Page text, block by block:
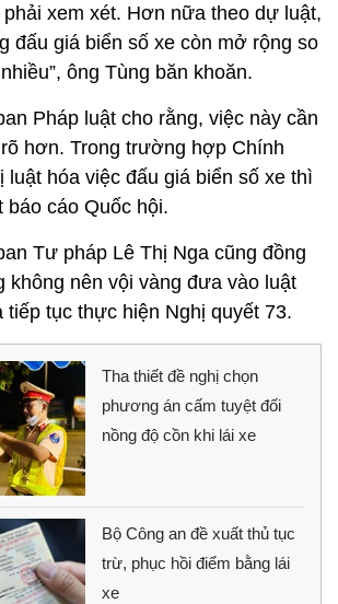
xem xét. Hơn nữa theo dự luật,
đấu giá biển số xe còn mở rộng so
ông Tùng băn khoăn.
Pháp luật cho rằng, việc này cần
hơn. Trong trường hợp Chính
luật hóa việc đấu giá biển số xe thì
báo cáo Quốc hội.
Tư pháp Lê Thị Nga cũng đồng
không nên vội vàng đưa vào luật
tiếp tục thực hiện Nghị quyết 73.
Tha thiết đề nghị chọn
phương án cấm tuyệt đối
nồng độ cồn khi lái xe
Bộ Công an đề xuất thủ tục
trừ, phục hồi điểm bằng lái
xe